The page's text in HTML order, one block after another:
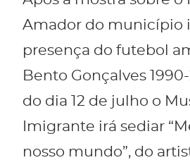
Amador do município
presença do futebol
Bento Gonçalves
do dia 12 de julho o
Imigrante irá sediar
nosso mundo”, do